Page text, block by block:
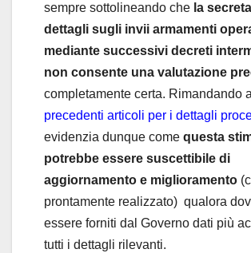
sempre sottolineando che la
dettagli sugli invii armamenti
mediante successivi decreti
non consente una valutazione
completamente certa. Rimandando
precedenti articoli per i dettagli
evidenzia dunque come questa
potrebbe essere suscettibile di
aggiornamento e miglioramento
prontamente realizzato) qualora
essere forniti dal Governo dati più
tutti i dettagli rilevanti.